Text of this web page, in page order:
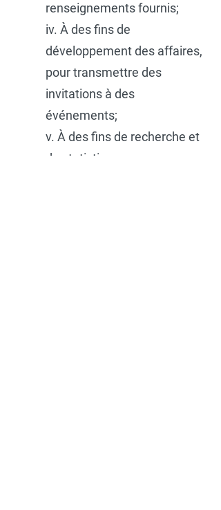
renseignements fournis;
iv. À des fins de
développement des affaires,
pour transmettre des
invitations à des
événements;
v. À des fins de recherche et
de statistiques, pour